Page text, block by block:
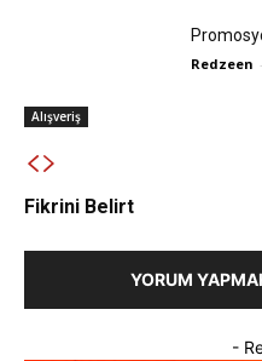
Alışveriş
Redzeen -
Fikrini Belirt
YORUM
-